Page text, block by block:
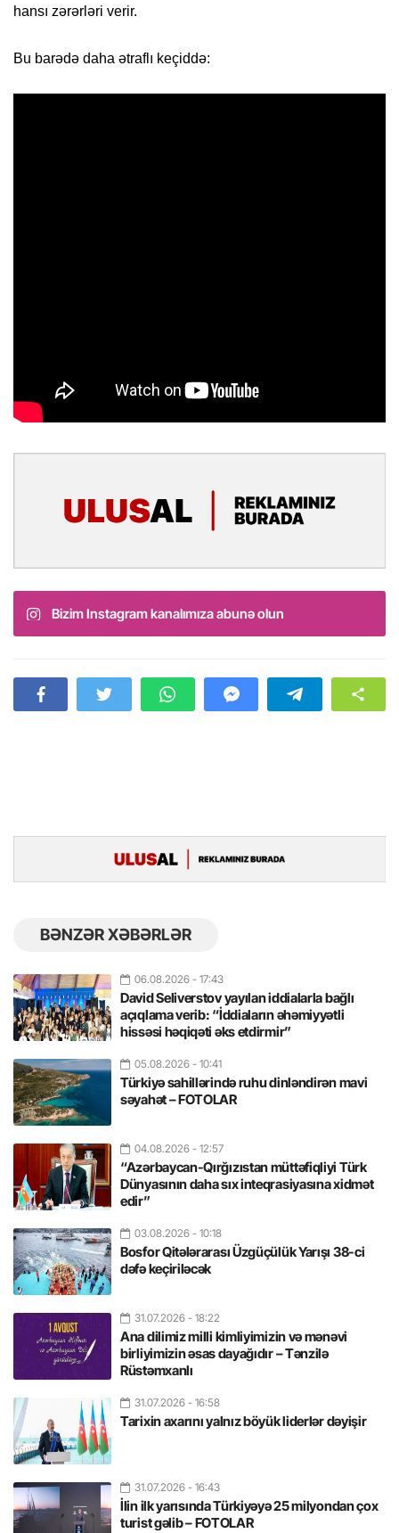
hansı zərərləri verir.
Bu barədə daha ətraflı keçiddə:
Bizim Instagram kanalımıza abunə olun
BƏNZƏR XƏBƏRLƏR
06.08.2026 - 17:43
David Seliverstov yayılan iddialarla bağlı
açıqlama verib: “İddiaların əhəmiyyətli
hissəsi həqiqəti əks etdirmir”
05.08.2026 - 10:41
Türkiyə sahillərində ruhu dinləndirən mavi
səyahət – FOTOLAR
04.08.2026 - 12:57
“Azərbaycan-Qırğızıstan müttəfiqliyi Türk
Dünyasının daha sıx inteqrasiyasına xidmət
edir”
03.08.2026 - 10:18
Bosfor Qitələrarası Üzgüçülük Yarışı 38-ci
dəfə keçiriləcək
31.07.2026 - 18:22
Ana dilimiz milli kimliyimizin və mənəvi
birliyimizin əsas dayağıdır – Tənzilə
Rüstəmxanlı
31.07.2026 - 16:58
Tarixin axarını yalnız böyük liderlər dəyişir
31.07.2026 - 16:43
İlin ilk yarısında Türkiyəyə 25 milyondan çox
turist gəlib – FOTOLAR